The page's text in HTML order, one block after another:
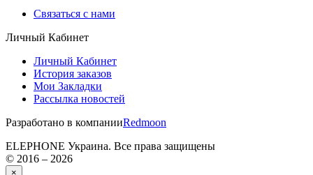
Связаться с нами
Личный Кабинет
Личный Кабинет
История заказов
Мои Закладки
Рассылка новостей
Разработано в компанииRedmoon
ELEPHONE Украина. Все права защищены
© 2016 – 2026
×